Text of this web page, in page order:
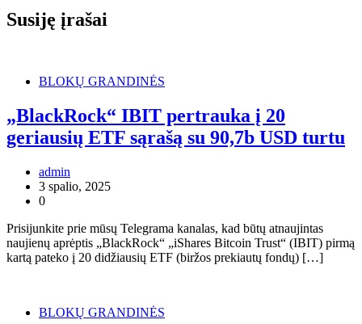
Susiję įrašai
BLOKŲ GRANDINĖS
„BlackRock“ IBIT pertrauka į 20
geriausių ETF sąrašą su 90,7b USD turtu
admin
3 spalio, 2025
0
Prisijunkite prie mūsų Telegrama kanalas, kad būtų atnaujintas
naujienų aprėptis „BlackRock“ „iShares Bitcoin Trust“ (IBIT) pirmą
kartą pateko į 20 didžiausių ETF (biržos prekiautų fondų) […]
BLOKŲ GRANDINĖS